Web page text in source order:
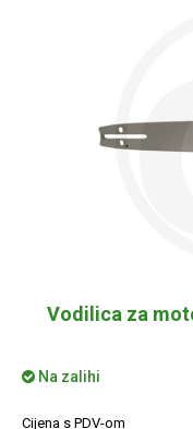
Vodilica za
Na zalihi
Cijena s PDV-om